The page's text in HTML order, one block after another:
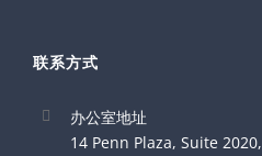
联系方式
办公室地址
14 Penn Plaza, Suite 2020,